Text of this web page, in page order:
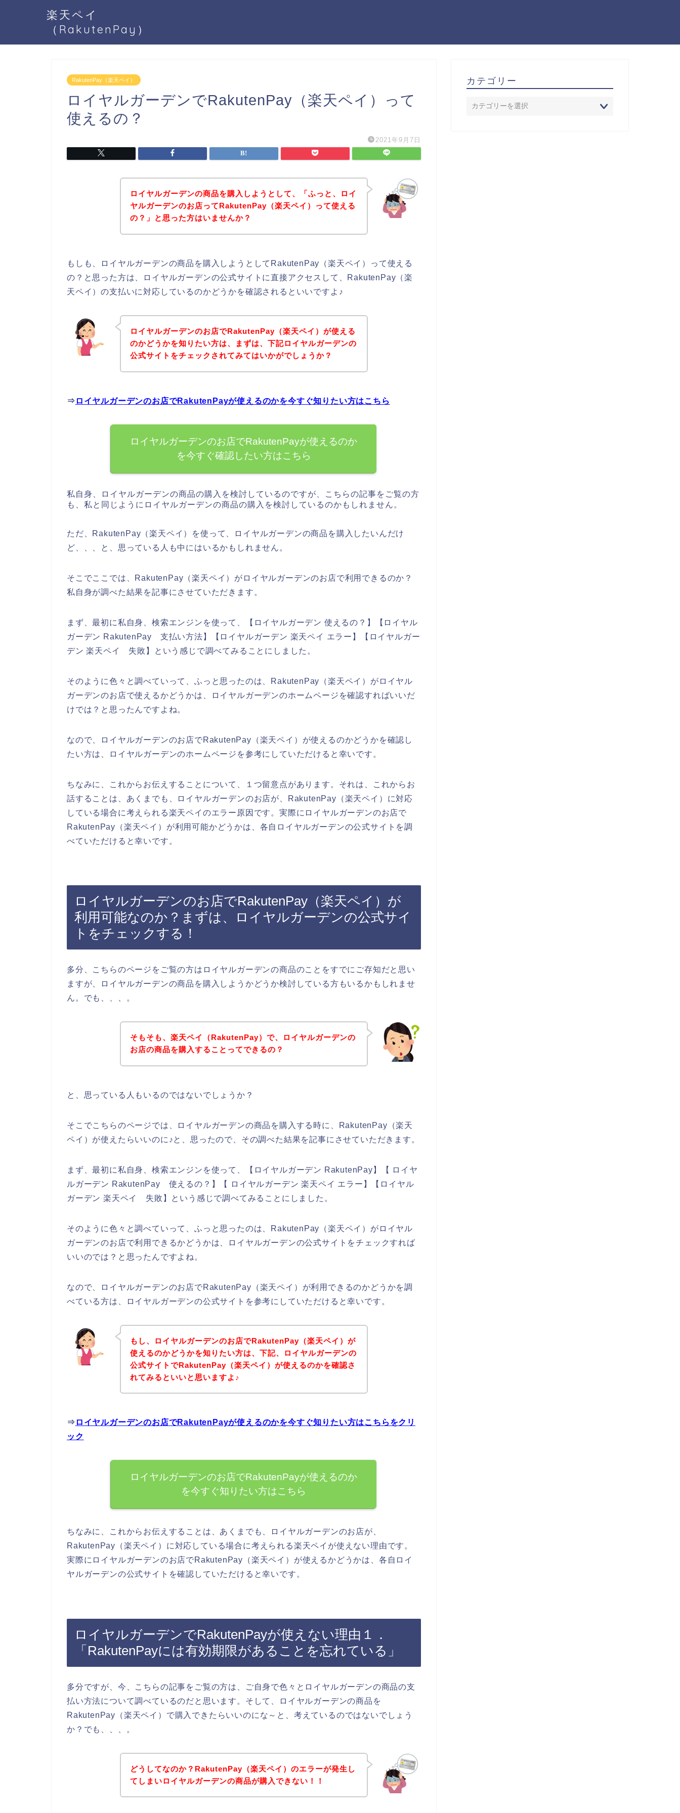
楽天ペイ
（RakutenPay）
RakutenPay（楽天ペイ）
ロイヤルガーデンでRakutenPay（楽天ペイ）って
使えるの？
2021年9月7日
ロイヤルガーデンの商品を購入しようとして、「ふっと、ロイ
ヤルガーデンのお店ってRakutenPay（楽天ペイ）って使える
の？」と思った方はいませんか？
もしも、ロイヤルガーデンの商品を購入しようとしてRakutenPay（楽天ペイ）って使える
の？と思った方は、ロイヤルガーデンの公式サイトに直接アクセスして、RakutenPay（楽
天ペイ）の支払いに対応しているのかどうかを確認されるといいですよ♪
ロイヤルガーデンのお店でRakutenPay（楽天ペイ）が使える
のかどうかを知りたい方は、まずは、下記ロイヤルガーデンの
公式サイトをチェックされてみてはいかがでしょうか？
⇒ ロイヤルガーデンのお店でRakutenPayが使えるのかを今すぐ知りたい方はこちら
ロイヤルガーデンのお店でRakutenPayが使えるのか
を今すぐ確認したい方はこちら
私自身、ロイヤルガーデンの商品の購入を検討しているのですが、こちらの記事をご覧の方
も、私と同じようにロイヤルガーデンの商品の購入を検討しているのかもしれません。
ただ、RakutenPay（楽天ペイ）を使って、ロイヤルガーデンの商品を購入したいんだけ
ど、、、と、思っている人も中にはいるかもしれません。
そこでここでは、RakutenPay（楽天ペイ）がロイヤルガーデンのお店で利用できるのか？
私自身が調べた結果を記事にさせていただきます。
まず、最初に私自身、検索エンジンを使って、【ロイヤルガーデン 使えるの？】【ロイヤル
ガーデン RakutenPay 支払い方法】【ロイヤルガーデン 楽天ペイ エラー】【ロイヤルガー
デン 楽天ペイ 失敗】という感じで調べてみることにしました。
そのように色々と調べていって、ふっと思ったのは、RakutenPay（楽天ペイ）がロイヤル
ガーデンのお店で使えるかどうかは、ロイヤルガーデンのホームページを確認すればいいだ
けでは？と思ったんですよね。
なので、ロイヤルガーデンのお店でRakutenPay（楽天ペイ）が使えるのかどうかを確認し
たい方は、ロイヤルガーデンのホームページを参考にしていただけると幸いです。
ちなみに、これからお伝えすることについて、１つ留意点があります。それは、これからお
話することは、あくまでも、ロイヤルガーデンのお店が、RakutenPay（楽天ペイ）に対応
している場合に考えられる楽天ペイのエラー原因です。実際にロイヤルガーデンのお店で
RakutenPay（楽天ペイ）が利用可能かどうかは、各自ロイヤルガーデンの公式サイトを調
べていただけると幸いです。
ロイヤルガーデンのお店でRakutenPay（楽天ペイ）が
利用可能なのか？まずは、ロイヤルガーデンの公式サイ
トをチェックする！
多分、こちらのページをご覧の方はロイヤルガーデンの商品のことをすでにご存知だと思い
ますが、ロイヤルガーデンの商品を購入しようかどうか検討している方もいるかもしれませ
ん。でも、、、。
そもそも、楽天ペイ（RakutenPay）で、ロイヤルガーデンの
お店の商品を購入することってできるの？
と、思っている人もいるのではないでしょうか？
そこでこちらのページでは、ロイヤルガーデンの商品を購入する時に、RakutenPay（楽天
ペイ）が使えたらいいのに♪と、思ったので、その調べた結果を記事にさせていただきます。
まず、最初に私自身、検索エンジンを使って、【ロイヤルガーデン RakutenPay】【 ロイヤ
ルガーデン RakutenPay 使えるの？】【 ロイヤルガーデン 楽天ペイ エラー】【ロイヤル
ガーデン 楽天ペイ 失敗】という感じで調べてみることにしました。
そのように色々と調べていって、ふっと思ったのは、RakutenPay（楽天ペイ）がロイヤル
ガーデンのお店で利用できるかどうかは、ロイヤルガーデンの公式サイトをチェックすれば
いいのでは？と思ったんですよね。
なので、ロイヤルガーデンのお店でRakutenPay（楽天ペイ）が利用できるのかどうかを調
べている方は、ロイヤルガーデンの公式サイトを参考にしていただけると幸いです。
もし、ロイヤルガーデンのお店でRakutenPay（楽天ペイ）が
使えるのかどうかを知りたい方は、下記、ロイヤルガーデンの
公式サイトでRakutenPay（楽天ペイ）が使えるのかを確認さ
れてみるといいと思いますよ♪
⇒ ロイヤルガーデンのお店でRakutenPayが使えるのかを今すぐ知りたい方はこちらをクリ
ック
ロイヤルガーデンのお店でRakutenPayが使えるのか
を今すぐ知りたい方はこちら
ちなみに、これからお伝えすることは、あくまでも、ロイヤルガーデンのお店が、
RakutenPay（楽天ペイ）に対応している場合に考えられる楽天ペイが使えない理由です。
実際にロイヤルガーデンのお店でRakutenPay（楽天ペイ）が使えるかどうかは、各自ロイ
ヤルガーデンの公式サイトを確認していただけると幸いです。
ロイヤルガーデンでRakutenPayが使えない理由１．
「RakutenPayには有効期限があることを忘れている」
多分ですが、今、こちらの記事をご覧の方は、ご自身で色々とロイヤルガーデンの商品の支
払い方法について調べているのだと思います。そして、ロイヤルガーデンの商品を
RakutenPay（楽天ペイ）で購入できたらいいのにな～と、考えているのではないでしょう
か？でも、、、。
どうしてなのか？RakutenPay（楽天ペイ）のエラーが発生し
てしまいロイヤルガーデンの商品が購入できない！！
カテゴリー